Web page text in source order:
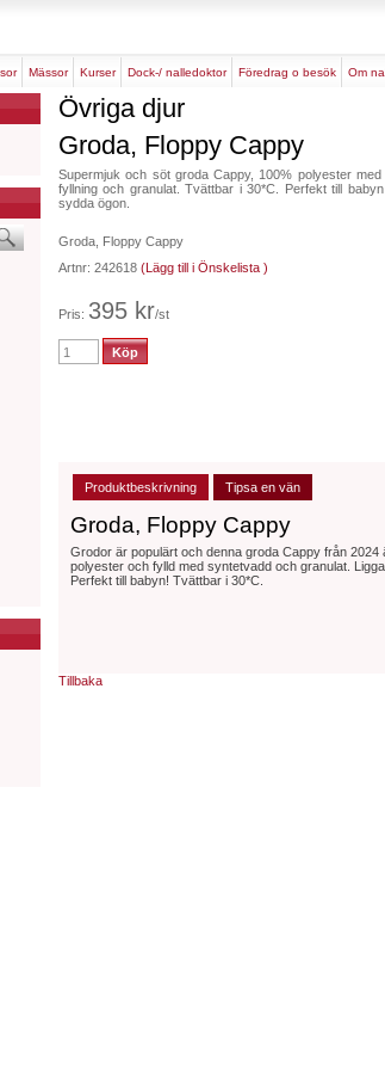
mässor kurser dock-/ nalledoktor föredrag o besök om
Övriga djur
Groda, Floppy Cappy
Supermjuk och söt groda Cappy, 100% polyester med
fyllning och granulat. Tvättbar i 30*C. Perfekt till
sydda ögon.
Groda, Floppy Cappy
Artnr: 242618 (Lägg till i Önskelista )
Pris: 395 kr/st
Produktbeskrivning Tipsa en vän
Groda, Floppy Cappy
Grodor är populärt och denna groda Cappy från
polyester och fylld med syntetvadd och granulat.
Perfekt till babyn! Tvättbar i 30*C.
Tillbaka